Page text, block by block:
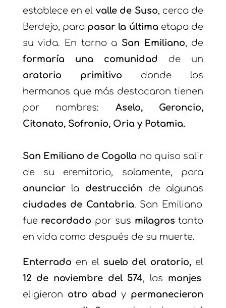
establece en el valle de Suso, cerca de
Berdejo, para pasar la última etapa de
su vida. En torno a San Emiliano, de
formaría una comunidad de un
oratorio primitivo donde los
hermanos que más destacaron tienen
por nombres: Aselo, Geroncio,
Citonato, Sofronio, Oria y Potamia.
San Emiliano de Cogolla no quiso salir
de su eremitorio, solamente, para
anunciarla destrucción de algunas
ciudades de Cantabria. San Emiliano
fue recordado por sus milagros tanto
en vida como después de su muerte.
Enterrado en el suelo del oratorio, el
12 de noviembre del 574, los monjes
eligieron otro abad y permanecieron